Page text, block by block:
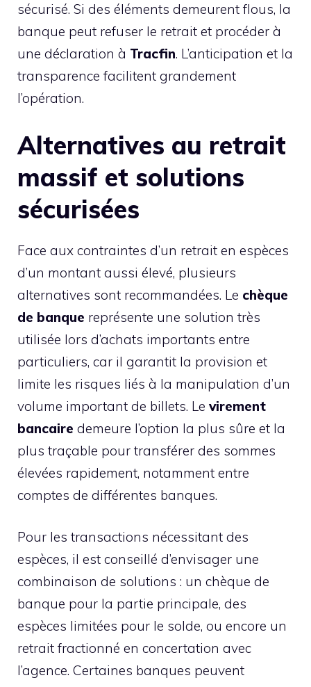
sécurisé. Si des éléments demeurent flous, la
banque peut refuser le retrait et procéder à
une déclaration à Tracfin. L’anticipation et la
transparence facilitent grandement
l’opération.
Alternatives au retrait
massif et solutions
sécurisées
Face aux contraintes d’un retrait en espèces
d’un montant aussi élevé, plusieurs
alternatives sont recommandées. Le chèque
de banque représente une solution très
utilisée lors d’achats importants entre
particuliers, car il garantit la provision et
limite les risques liés à la manipulation d’un
volume important de billets. Le virement
bancaire demeure l’option la plus sûre et la
plus traçable pour transférer des sommes
élevées rapidement, notamment entre
comptes de différentes banques.
Pour les transactions nécessitant des
espèces, il est conseillé d’envisager une
combinaison de solutions : un chèque de
banque pour la partie principale, des
espèces limitées pour le solde, ou encore un
retrait fractionné en concertation avec
l’agence. Certaines banques peuvent